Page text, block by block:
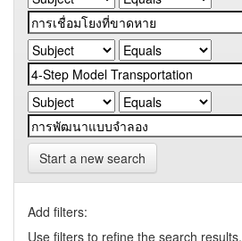
Start a new search
Add filters:
Use filters to refine the search results.